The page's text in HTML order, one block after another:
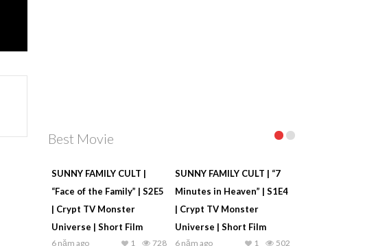
Best Movie
SUNNY FAMILY CULT |
“Face of the Family” | S2E5
| Crypt TV Monster
Universe | Short Film
6 năm ago 728
1
SUNNY FAMILY CULT | “7
Minutes in Heaven” | S1E4
| Crypt TV Monster
Universe | Short Film
6 năm ago 502
1